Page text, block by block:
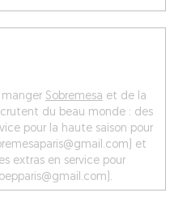
manger Sobremesa et de la
du beau monde : des
pour la haute saison pour
et
extras en service pour